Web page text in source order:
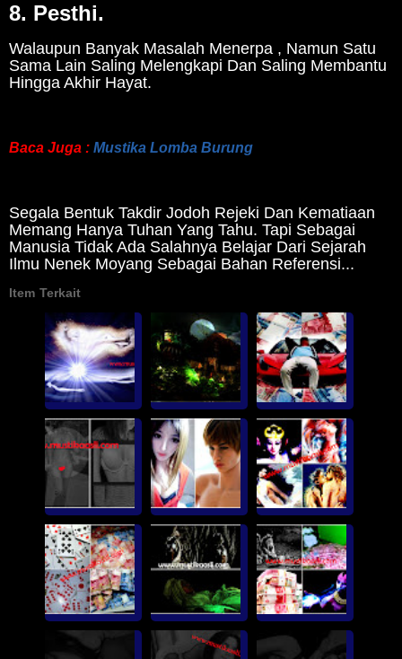
8. Pesthi.
Walaupun Banyak Masalah Menerpa , Namun Satu
Sama Lain Saling Melengkapi Dan Saling Membantu
Hingga Akhir Hayat.
Baca Juga : Mustika Lomba Burung
Segala Bentuk Takdir Jodoh Rejeki Dan Kematiaan
Memang Hanya Tuhan Yang Tahu. Tapi Sebagai
Manusia Tidak Ada Salahnya Belajar Dari Sejarah
Ilmu Nenek Moyang Sebagai Bahan Referensi...
Item Terkait